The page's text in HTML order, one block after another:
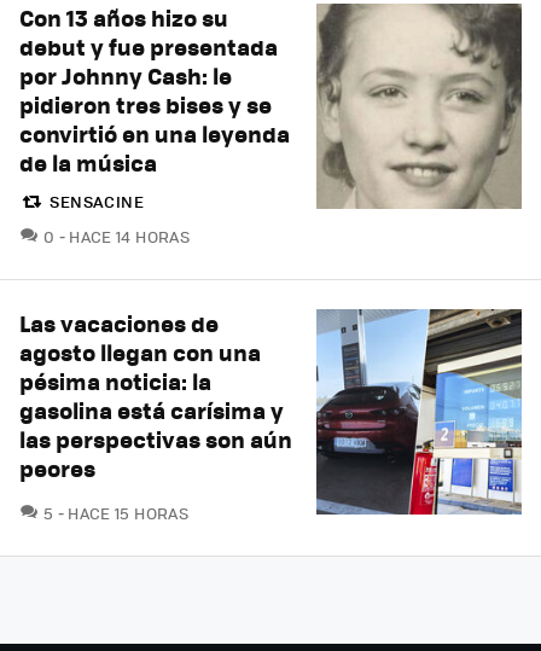
Con 13 años hizo su
debut y fue presentada
por Johnny Cash: le
pidieron tres bises y se
convirtió en una leyenda
de la música
SENSACINE
0 COMENTARIOS
HACE 14 HORAS
Las vacaciones de
agosto llegan con una
pésima noticia: la
gasolina está carísima y
las perspectivas son aún
peores
5 COMENTARIOS
HACE 15 HORAS